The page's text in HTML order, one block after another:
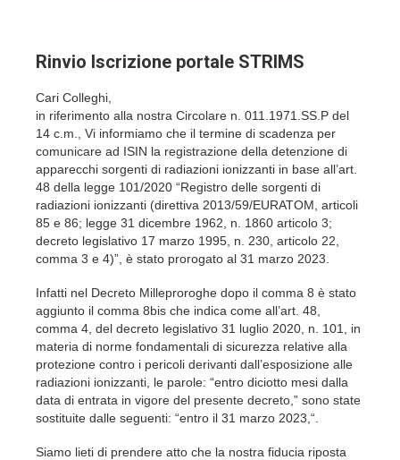
Rinvio Iscrizione portale STRIMS
Cari Colleghi,
in riferimento alla nostra Circolare n. 011.1971.SS.P del
14 c.m., Vi informiamo che il termine di scadenza per
comunicare ad ISIN la registrazione della detenzione di
apparecchi sorgenti di radiazioni ionizzanti in base all’art.
48 della legge 101/2020 “Registro delle sorgenti di
radiazioni ionizzanti (direttiva 2013/59/EURATOM, articoli
85 e 86; legge 31 dicembre 1962, n. 1860 articolo 3;
decreto legislativo 17 marzo 1995, n. 230, articolo 22,
comma 3 e 4)”, è stato prorogato al 31 marzo 2023.
Infatti nel Decreto Milleproroghe dopo il comma 8 è stato
aggiunto il comma 8bis che indica come all’art. 48,
comma 4, del decreto legislativo 31 luglio 2020, n. 101, in
materia di norme fondamentali di sicurezza relative alla
protezione contro i pericoli derivanti dall’esposizione alle
radiazioni ionizzanti, le parole: “entro diciotto mesi dalla
data di entrata in vigore del presente decreto,” sono state
sostituite dalle seguenti: “entro il 31 marzo 2023,“.
Siamo lieti di prendere atto che la nostra fiducia riposta